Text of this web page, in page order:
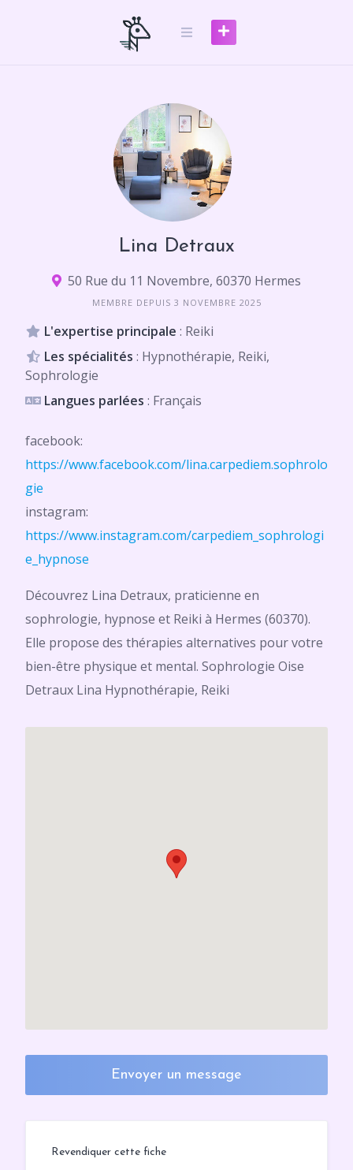
Lina Detraux
50 Rue du 11 Novembre, 60370 Hermes
MEMBRE DEPUIS 3 NOVEMBRE 2025
L'expertise principale : Reiki
Les spécialités : Hypnothérapie, Reiki,
Sophrologie
Langues parlées : Français
facebook:
https://www.facebook.com/lina.carpediem.sophrolo
gie
instagram:
https://www.instagram.com/carpediem_sophrologi
e_hypnose
Découvrez Lina Detraux, praticienne en
sophrologie, hypnose et Reiki à Hermes (60370).
Elle propose des thérapies alternatives pour votre
bien-être physique et mental. Sophrologie Oise
Detraux Lina Hypnothérapie, Reiki
Envoyer un message
Revendiquer cette fiche